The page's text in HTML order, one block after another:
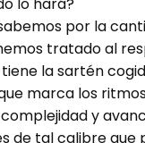
por la
tratado al
tiene la sartén
marca los
y
de tal calibre que